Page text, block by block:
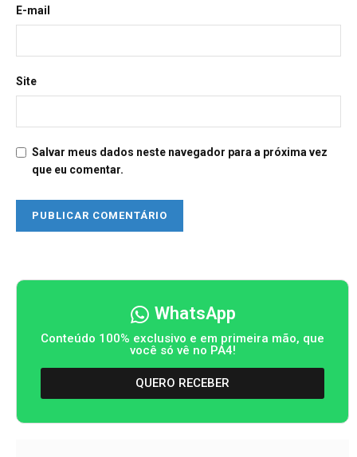
E-mail
Site
Salvar meus dados neste navegador para a próxima vez
que eu comentar.
WhatsApp
Conteúdo 100% exclusivo e em primeira mão, que
você só vê no PA4!
QUERO RECEBER